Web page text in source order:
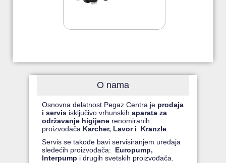
O nama
Osnovna delatnost Pegaz Centra je prodaja
i servis isključivo vrhunskihaparata za
održavanje higijene renomiranih
proizvođača Karcher, Lavor i Kranzle.
Servis se takođe bavi servisiranjem uređaja
sledećih proizvođača: Europump,
Interpump i drugih svetskih proizvođača.